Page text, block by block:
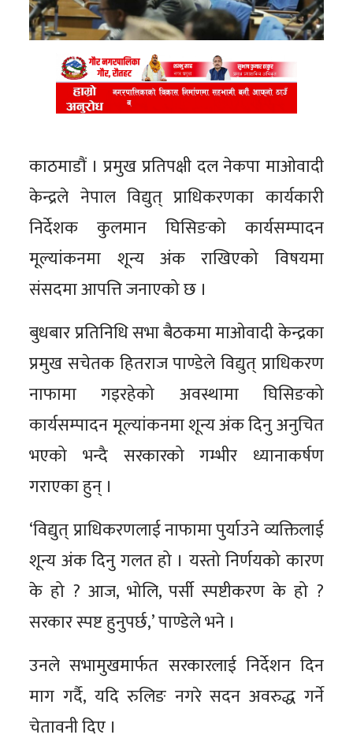
काठमाडौं । प्रमुख प्रतिपक्षी दल नेकपा माओवादी
केन्द्रले नेपाल विद्युत् प्राधिकरणका कार्यकारी
निर्देशक कुलमान घिसिङको कार्यसम्पादन
मूल्यांकनमा शून्य अंक राखिएको विषयमा
संसदमा आपत्ति जनाएको छ ।
बुधबार प्रतिनिधि सभा बैठकमा माओवादी केन्द्रका
प्रमुख सचेतक हितराज पाण्डेले विद्युत् प्राधिकरण
नाफामा गइरहेको अवस्थामा घिसिङको
कार्यसम्पादन मूल्यांकनमा शून्य अंक दिनु अनुचित
भएको भन्दै सरकारको गम्भीर ध्यानाकर्षण
गराएका हुन् ।
‘विद्युत् प्राधिकरणलाई नाफामा पुर्याउने व्यक्तिलाई
शून्य अंक दिनु गलत हो । यस्तो निर्णयको कारण
के हो ? आज, भोलि, पर्सी स्पष्टीकरण के हो ?
सरकार स्पष्ट हुनुपर्छ,’ पाण्डेले भने ।
उनले सभामुखमार्फत सरकारलाई निर्देशन दिन
माग गर्दै, यदि रुलिङ नगरे सदन अवरुद्ध गर्ने
चेतावनी दिए ।